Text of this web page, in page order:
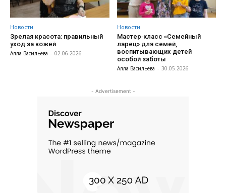
Новости
Зрелая красота: правильный
уход за кожей
Алла Васильева - 02.06.2026
Новости
Мастер‑класс «Семейный
ларец» для семей,
воспитывающих детей
особой заботы
Алла Васильева - 30.05.2026
- Advertisement -